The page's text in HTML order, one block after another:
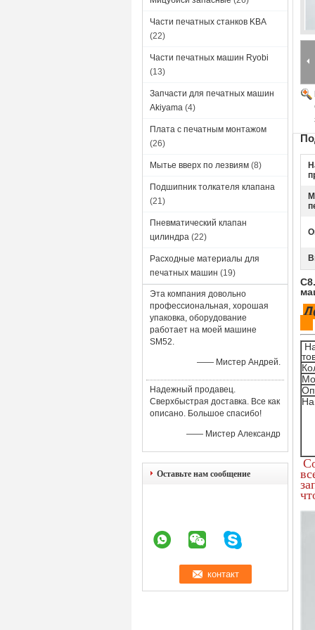
Части печатных станков KBA
(22)
Части печатных машин Ryobi
(13)
Запчасти для печатных машин
Akiyama (4)
Плата с печатным монтажом
(26)
Мытье вверх по лезвиям (8)
Подшипник толкателя клапана
(21)
Пневматический клапан
цилиндра (22)
Расходные материалы для
печатных машин (19)
Эта компания довольно
профессиональная, хорошая
упаковка, оборудование
работает на моей машине
SM52.
—— Мистер Андрей.
Надежный продавец.
Сверхбыстрая доставка. Все как
описано. Большое спасибо!
—— Мистер Александр
Оставьте нам сообщение